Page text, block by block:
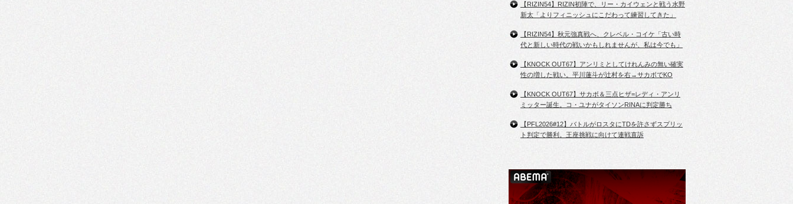
【RIZIN54】RIZIN初陣で、リー・カイウェンと戦う水野
新太「よりフィニッシュにこだわって練習してきた」
【RIZIN54】秋元強真戦へ、クレベル・コイケ「古い時
代と新しい時代の戦いかもしれませんが、私は今でも」
【KNOCK OUT67】アンリミとしてけれんみの無い確実
性の増した戦い。平川蓮斗が辻村を右→サカボでKO
【KNOCK OUT67】サカボ＆三点ヒザ=レディ・アンリ
ミッター誕生。コ・ユナがタイソンRINAに判定勝ち
【PFL2026#12】バトルがロスタにTDを許さずスプリッ
ト判定で勝利。王座挑戦に向けて連戦直訴